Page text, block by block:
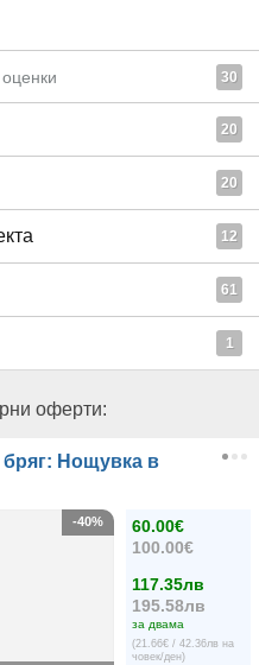
оценки 30
20
20
12
61
1
оферти:
Нощувка в
60.00€
100.00€
117.35лв
195.58лв
за двама
(21.66€ / 42.36лв на
човек/ден)
-40%